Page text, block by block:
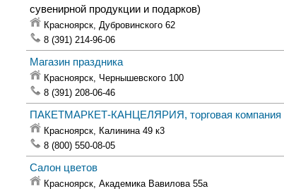
сувенирной продукции и подарков)
Красноярск, Дубровинского 62
8 (391) 214-96-06
Магазин праздника
Красноярск, Чернышевского 100
8 (391) 208-06-46
ПАКЕТМАРКЕТ-КАНЦЕЛЯРИЯ, торговая компания
Красноярск, Калинина 49 к3
8 (800) 550-08-05
Салон цветов
Красноярск, Академика Вавилова 55а